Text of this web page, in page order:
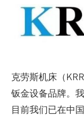
克劳斯机床（
钣金设备品牌。
目前我们已在中